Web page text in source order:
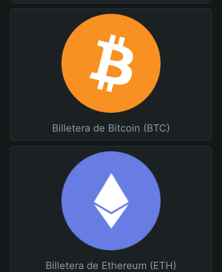
Billetera de Bitcoin (BTC)
Billetera de Ethereum (ETH)